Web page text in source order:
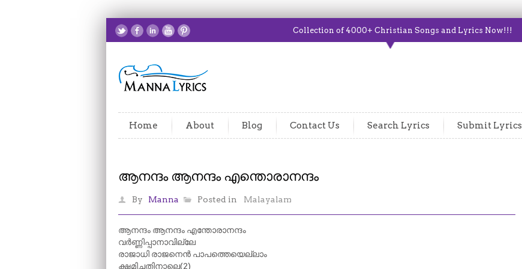
Collection of 4000+ Christian Songs and Lyrics Now!!!
Home About Blog Contact Us Search Lyrics Submit Lyrics
ആനന്ദം ആനന്ദം എന്തൊരാനന്ദം
By Manna Posted in Malayalam
ആനന്ദം ആനന്ദം എന്തോരാനന്ദം
വർണ്ണിപ്പാനാവില്ലേ
രാജാധി രാജനെൻ പാപത്തെയെല്ലാം
ക്ഷമിച്ചതിനാലെ(2)